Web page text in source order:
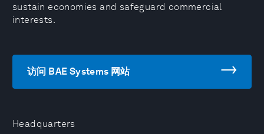
Headquarters
sustain economies and safeguard commercial
interests.
访问 BAE Systems 网站